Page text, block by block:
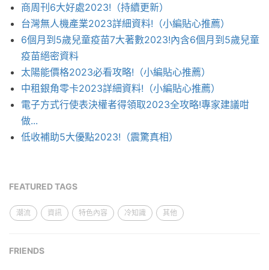
商周刊6大好處2023!（持續更新）
台灣無人機產業2023詳細資料!（小編貼心推薦）
6個月到5歲兒童疫苗7大著數2023!內含6個月到5歲兒童
疫苗絕密資料
太陽能價格2023必看攻略!（小編貼心推薦）
中租銀角零卡2023詳細資料!（小編貼心推薦）
電子方式行使表決權者得領取2023全攻略!專家建議咁
做...
低收補助5大優點2023!（震驚真相）
FEATURED TAGS
潮流 資訊 特色內容 冷知識 其他
FRIENDS